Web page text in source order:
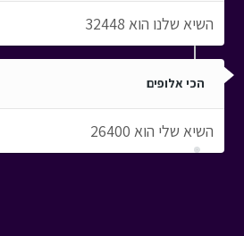
השיא שלנו הוא 32448
הכי אלופים
השיא שלי הוא 26400